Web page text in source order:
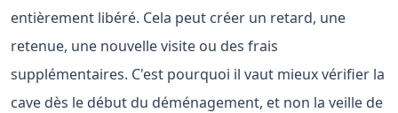
entièrement libéré. Cela peut créer un retard, une
retenue, une nouvelle visite ou des frais
supplémentaires. C'est pourquoi il vaut mieux vérifier la
cave dès le début du déménagement, et non la veille de